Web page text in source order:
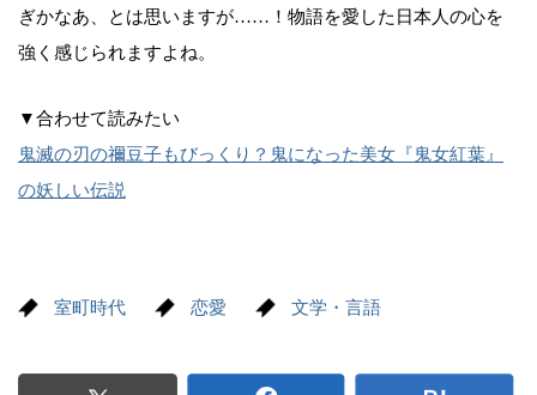
ぎかなあ、とは思いますが……！物語を愛した日本人の心を
強く感じられますよね。
▼合わせて読みたい
鬼滅の刃の禰󠄀豆子もびっくり？鬼になった美女『鬼女紅葉』
の妖しい伝説
室町時代 恋愛 文学・言語